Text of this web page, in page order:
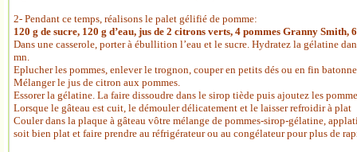
2- Pendant ce temps, réalisons le palet gélifié de pomme:
120 g de sucre, 120 g d’eau, jus de 2 citrons verts, 4 pommes Granny Smith,
Dans une casserole, porter à ébullition l’eau et le sucre. Hydratez la gélatine
mn.
Eplucher les pommes, enlever le trognon, couper en petits dés ou en fin
Mélanger le jus de citron aux pommes.
Essorer la gélatine. La faire dissoudre dans le sirop tiède puis ajoutez les
Lorsque le gâteau est cuit, le démouler délicatement et le laisser refroidir à plat
Couler dans la plaque à gâteau vôtre mélange de pommes-sirop-gélatine,
soit bien plat et faire prendre au réfrigérateur ou au congélateur pour plus de